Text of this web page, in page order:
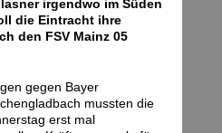
irgendwo im Süden
die Eintracht ihre
den FSV Mainz 05
gegen Bayer
mussten die
erst mal